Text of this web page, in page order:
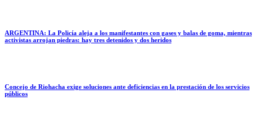
ARGENTINA: La Policía aleja a los manifestantes con gases y balas de goma, mientras
activistas arrojan piedras: hay tres detenidos y dos heridos
Concejo de Riohacha exige soluciones ante deficiencias en la prestación de los servicios
públicos